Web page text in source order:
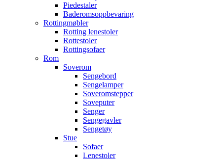
Piedestaler
Baderomsoppbevaring
Rottingmøbler
Rotting lenestoler
Rottestoler
Rottingsofaer
Rom
Soverom
Sengebord
Sengelamper
Soveromstepper
Soveputer
Senger
Sengegavler
Sengetøy
Stue
Sofaer
Lenestoler